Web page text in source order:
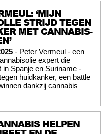
‘MIJN
STRIJD TEGEN
MET CANNABIS-
- Peter Vermeul - een
expert die
in Spanje en Suriname -
huidkanker, een battle
dankzij cannabis
HELPEN